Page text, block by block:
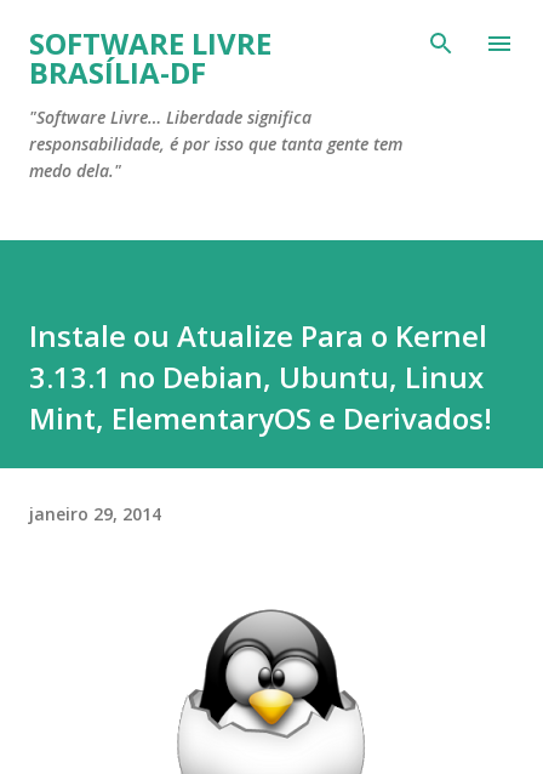
Pular para o conteúdo principal
SOFTWARE LIVRE
BRASÍLIA-DF
"Software Livre… Liberdade significa
responsabilidade, é por isso que tanta gente tem
medo dela."
Instale ou Atualize Para o Kernel
3.13.1 no Debian, Ubuntu, Linux
Mint, ElementaryOS e Derivados!
janeiro 29, 2014